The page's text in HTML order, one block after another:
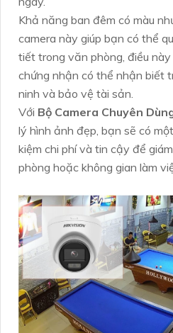
Khả năng ban đêm có màu
camera này giúp bạn có thể
tiết trong văn phòng, điều
chứng nhận có thể nhận biết
ninh và bảo vệ tài sản.
Với Bộ Camera Chuyên
lý hình ảnh đẹp, bạn sẽ có
kiệm chi phí và tin cậy để
phòng hoặc không gian làm